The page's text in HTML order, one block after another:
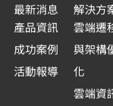
最新消息
產品資訊
成功案例
活動報導
解決方
雲端遷
與架構
化
雲端資